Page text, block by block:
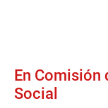
En Comisión
Social